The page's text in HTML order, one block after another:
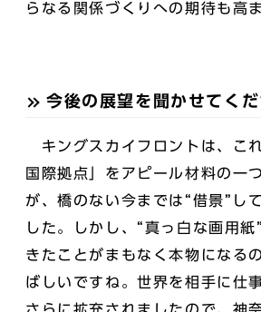
らなる関係づくりへの期待も高
今後の展望を聞かせてくだ
キングスカイフロントは、こ
国際拠点」をアピール材料の一
が、橋のない今までは“借景”し
した。しかし、“真っ白な画用
きたことがまもなく本物になる
ばしいですね。世界を相手に仕